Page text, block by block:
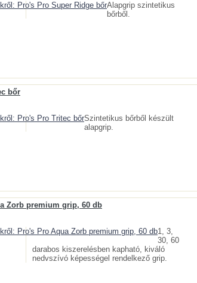
Alapgrip szintetikus
bőrből.
bőr
Szintetikus bőrből készült
alapgrip.
Zorb premium grip, 60 db
1, 3,
30, 60
darabos kiszerelésben kapható, kiváló
nedvszívó képességel rendelkező grip.